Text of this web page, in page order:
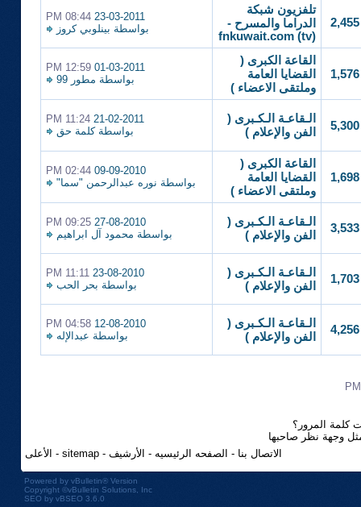
2,455
تلفزيون شبكة
الدراما والمسرح -
(fnkuwait.com (tv
23-03-2011
08:44 PM
بواسطة بينلوبي كروز
1,576
القاعة الكبرى (
القضايا العامة
وملتقى الاعضاء )
01-03-2011
12:59 PM
بواسطة مطور 99
5,300
الـقاعـة الـكـبرى (
الفن والإعلام )
21-02-2011
11:24 PM
بواسطةكلمة حق
1,698
القاعة الكبرى (
القضايا العامة
وملتقى الاعضاء )
09-09-2010
02:44 PM
بواسطة نوره عبدالرحمن "سما"
3,533
الـقاعـة الـكـبرى (
الفن والإعلام )
27-08-2010
09:25 PM
بواسطة محمود آل ابراهيم
1,703
الـقاعـة الـكـبرى (
الفن والإعلام )
23-08-2010
11:11 PM
بواسطة بحر الحب
4,256
الـقاعـة الـكـبرى (
الفن والإعلام )
12-08-2010
04:58 PM
بواسطة عبدالإله
كلمة المرور؟
وجهة نظر صاحبها
الاتصال بنا - الصفحه الرئيسيه - الأرشيف -
sitemap
- الأعلى
Powered by vBulletin®Version
Copyright ©vBulletin Solutions, Inc
SEO by vBSEO 3.6.0